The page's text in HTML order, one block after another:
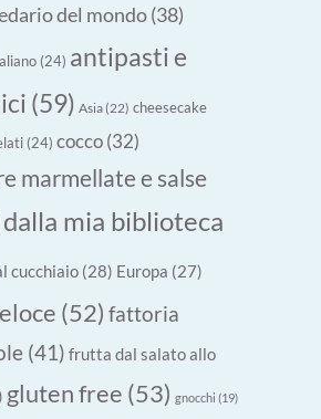
del mondo(38)
(24) antipasti e
(59) Asia(22) cheesecake
(24) cocco (32)
marmellate e salse
dalla mia biblioteca
cucchiaio (28) Europa (27)
(52) fattoria
(41) frutta dal salato allo
gluten free (53) gnocchi (19)